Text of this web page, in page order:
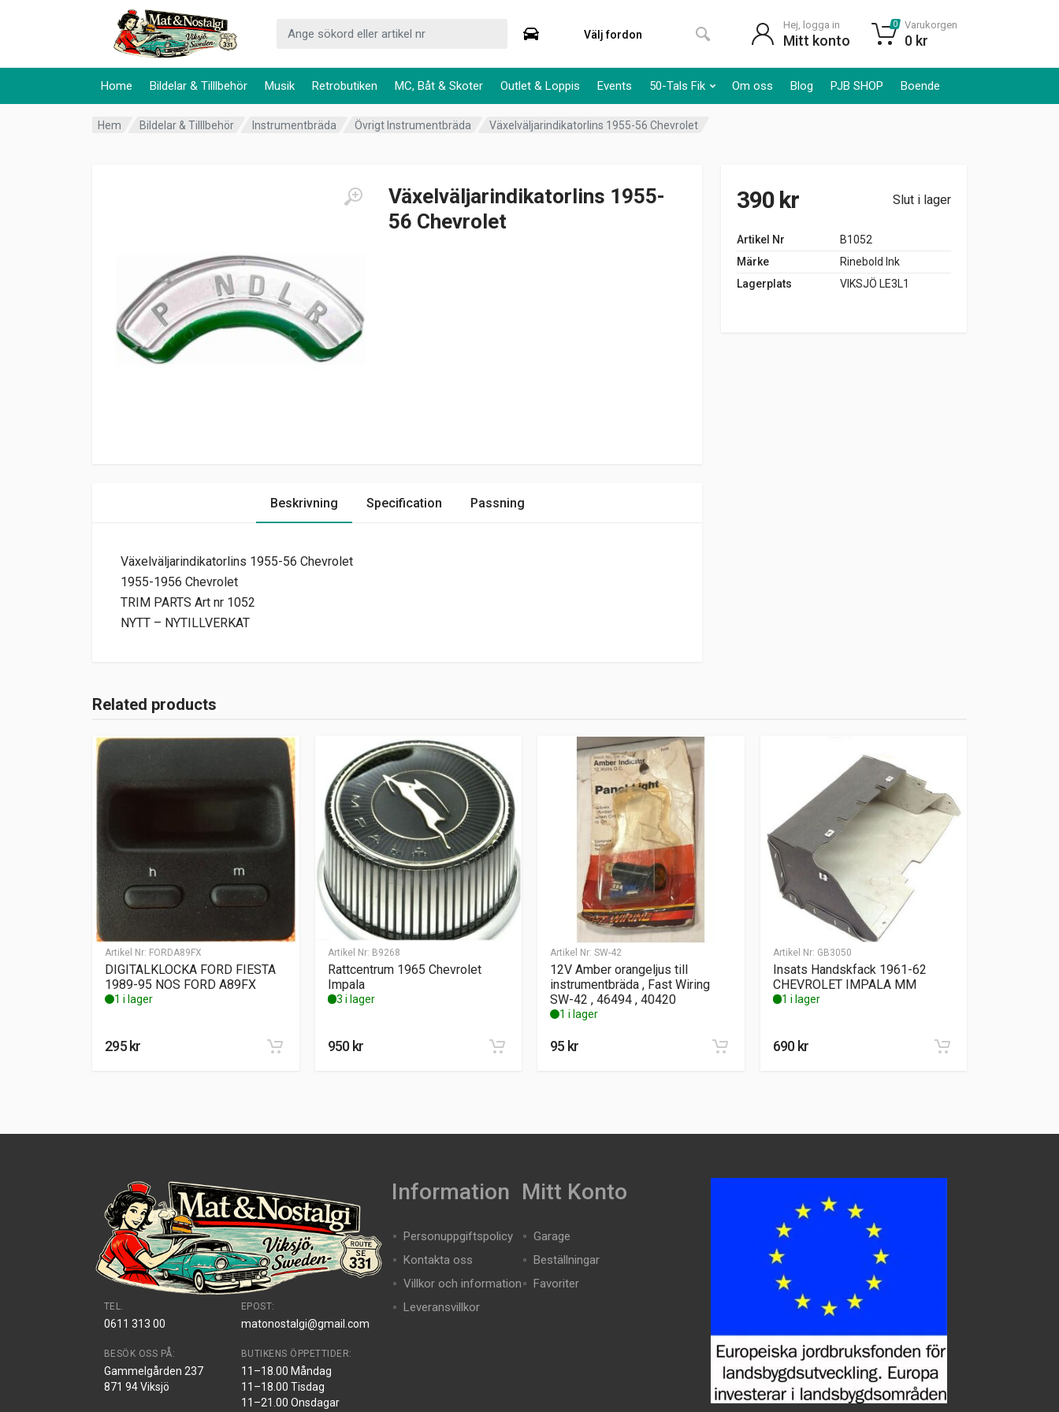
Home Bildelar & Tilllbehör Musik Retrobutiken MC, Båt & Skoter Outlet & Loppis Events 50-Tals Fik Om oss Blog PJB SHOP Boende
Välj fordon
Hej, logga in
Mitt konto
0 Varukorgen
0 kr
Hem Bildelar & Tilllbehör Instrumentbräda Övrigt Instrumentbräda Växelväljarindikatorlins 1955-56 Chevrolet
Växelväljarindikatorlins 1955-
56 Chevrolet
390 kr Slut i lager
Artikel Nr
B1052
Märke
Rinebold Ink
Lagerplats
VIKSJÖ LE3L1
Beskrivning Specification Passning
Växelväljarindikatorlins 1955-56 Chevrolet
1955-1956 Chevrolet
TRIM PARTS Art nr 1052
NYTT – NYTILLVERKAT
Related products
Artikel Nr: FORDA89FX
DIGITALKLOCKA FORD FIESTA
1989-95 NOS FORD A89FX
1 i lager
295kr
Artikel Nr: B9268
Rattcentrum 1965 Chevrolet
Impala
3 i lager
950kr
Artikel Nr: SW-42
12V Amber orangeljus till
instrumentbräda , Fast Wiring
SW-42 , 46494 , 40420
1 i lager
95 kr
Artikel Nr: GB3050
Insats Handskfack 1961-62
CHEVROLET IMPALA MM
1 i lager
690kr
TEL.
0611 313 00
EPOST:
matonostalgi@gmail.com
BESÖK OSS PÅ:
Gammelgården 237
871 94 Viksjö
BUTIKENS ÖPPETTIDER:
11–18.00 Måndag
11–18.00 Tisdag
11–21.00 Onsdagar
Information
Personuppgiftspolicy
Kontakta oss
Villkor och information
Leveransvillkor
Mitt Konto
Garage
Beställningar
Favoriter